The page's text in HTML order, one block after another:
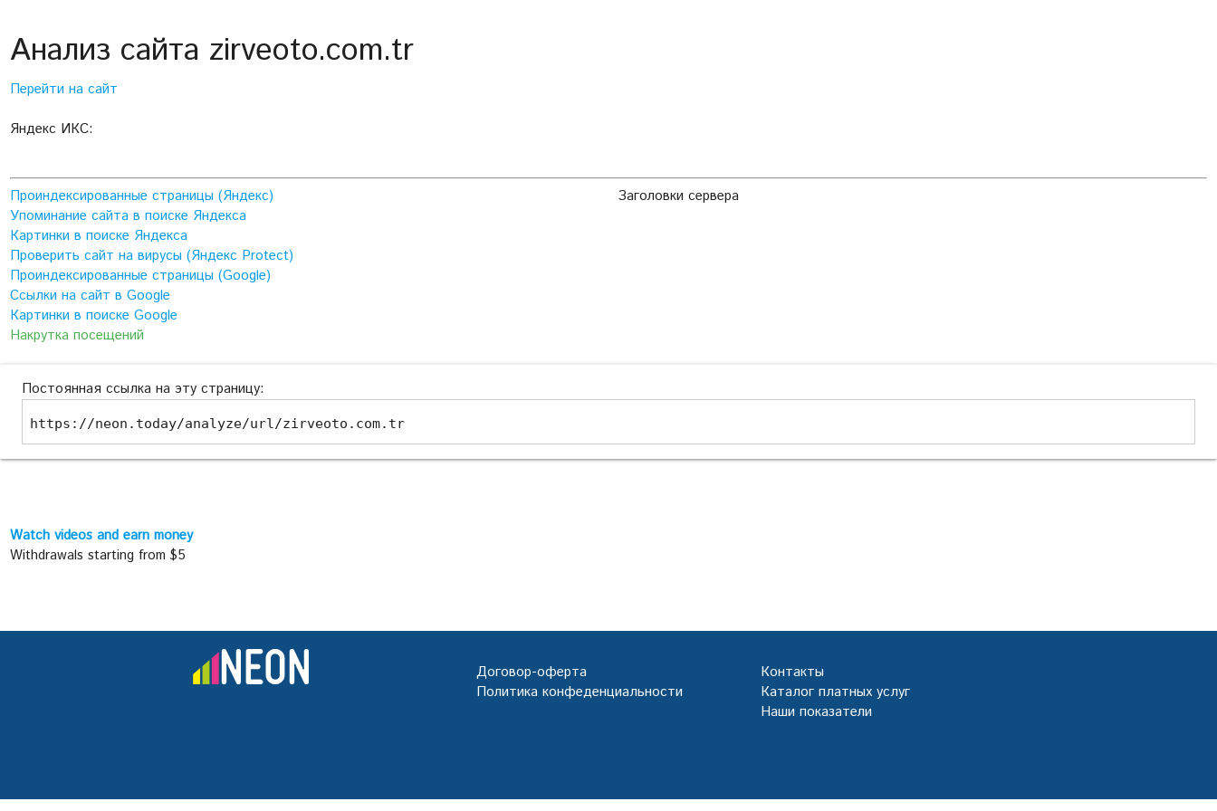
Анализ сайта zirveoto.com.tr
Перейти на сайт
Яндекс ИКС:
Проиндексированные страницы (Яндекс)
Упоминание сайта в поиске Яндекса
Картинки в поиске Яндекса
Проверить сайт на вирусы (Яндекс Protect)
Проиндексированные страницы (Google)
Ссылки на сайт в Google
Картинки в поиске Google
Накрутка посещений
Заголовки сервера
Постоянная ссылка на эту страницу:
https://neon.today/analyze/url/zirveoto.com.tr
Watch videos and earn money
Withdrawals starting from $5
Договор-оферта
Политика конфеденциальности
Контакты
Каталог платных услуг
Наши показатели